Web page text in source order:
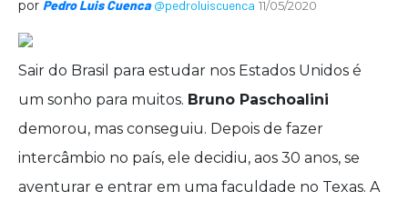
por Pedro Luis Cuenca @pedroluiscuenca 11/05/2020
Sair do Brasil para estudar nos Estados Unidos é
um sonho para muitos. Bruno Paschoalini
demorou, mas conseguiu. Depois de fazer
intercâmbio no país, ele decidiu, aos 30 anos, se
aventurar e entrar em uma faculdade no Texas. A